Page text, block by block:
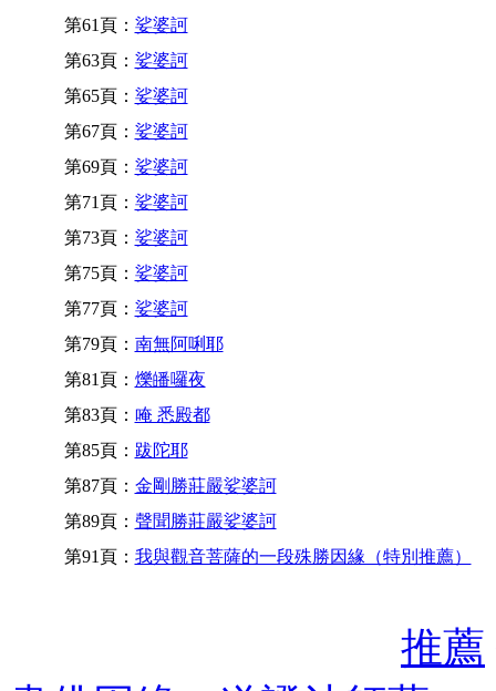
第61頁： 娑婆訶
第63頁： 娑婆訶
第65頁： 娑婆訶
第67頁： 娑婆訶
第69頁： 娑婆訶
第71頁： 娑婆訶
第73頁： 娑婆訶
第75頁： 娑婆訶
第77頁： 娑婆訶
第79頁： 南無阿唎耶
第81頁： 爍皤囉夜
第83頁： 唵 悉殿都
第85頁： 跋陀耶
第87頁： 金剛勝莊嚴娑婆訶
第89頁： 聲聞勝莊嚴娑婆訶
第91頁： 我與觀音菩薩的一段殊勝因緣（特別推薦）
推薦